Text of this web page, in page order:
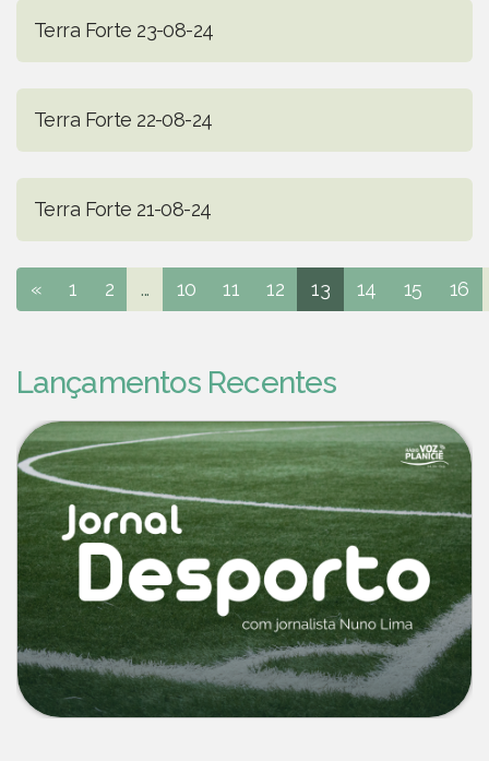
Terra Forte 23-08-24
Terra Forte 22-08-24
Terra Forte 21-08-24
« 1 2 ... 10 11 12 13 14 15 16
Lançamentos Recentes